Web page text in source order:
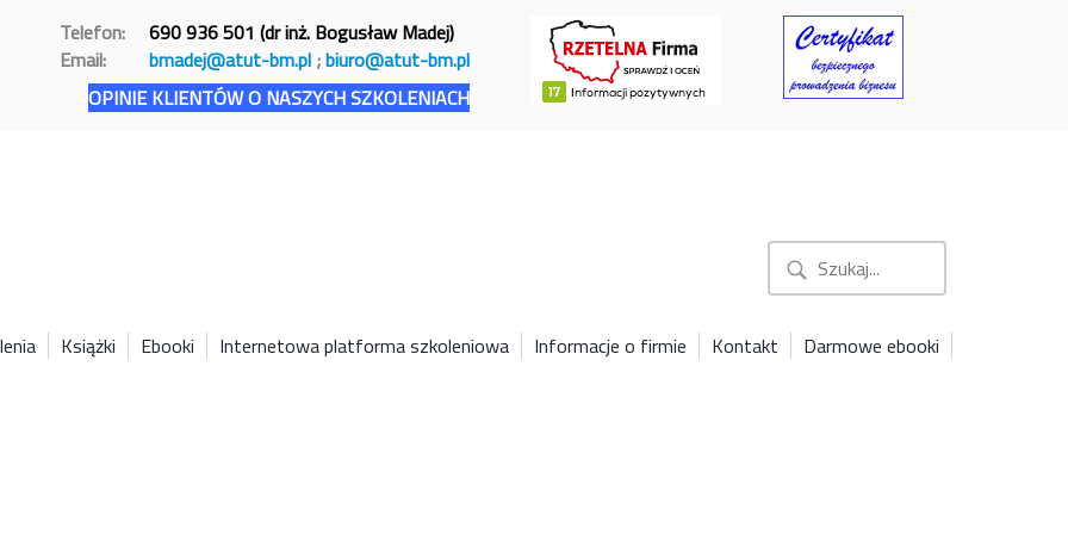
Telefon:
690 936 501 (dr inż. Bogusław Madej)
Email: bmadej@atut-bm.pl;biuro@atut-bm.pl
OPINIE KLIENTÓW O NASZYCH SZKOLENIACH
Książki Ebooki Internetowa platforma szkoleniowa Informacje o firmie Kontakt Darmowe ebooki